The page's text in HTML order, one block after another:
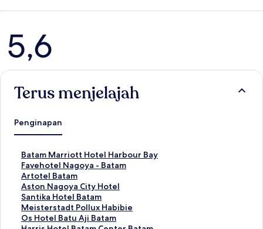
Ulasan
5,6
Terus menjelajah
Penginapan
Batam Marriott Hotel Harbour Bay
T
a
u
t
a
n
S
Favehotel Nagoya - Batam
T
a
u
t
a
n
Artotel Batam
T
a
u
t
a
Aston Nagoya City Hotel
T
a
u
t
Santika Hotel Batam
T
a
u
Meisterstadt Pollux Habibie
T
a
Os Hotel Batu Aji Batam
T